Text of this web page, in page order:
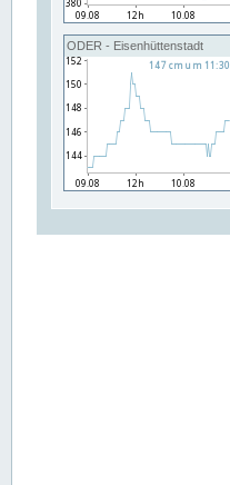
ODER - Eisenhüttenstadt